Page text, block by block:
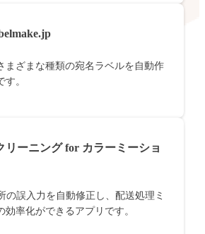
まざまな種類の宛名ラベルを自動作
。
リーニング for カラーミーショ
の誤入力を自動修正し、配送処理ミ
効率化ができるアプリです。